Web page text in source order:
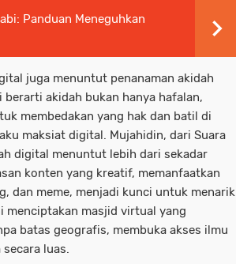
Panduan Meneguhkan
juga menuntut penanaman akidah
akidah bukan hanya hafalan,
membedakan yang hak dan batil di
maksiat digital. Mujahidin, dari Suara
digital menuntut lebih dari sekadar
konten yang kreatif, memanfaatkan
dan meme, menjadi kunci untuk menarik
menciptakan masjid virtual yang
batas geografis, membuka akses ilmu
luas.